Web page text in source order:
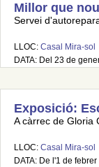
Millor que
Servei
LLOC: Casal Mira-sol
DATA: Del 23 de
Exposició:
A càrrec de Gloria
LLOC: Casal Mira-sol
DATA: De l'1 de